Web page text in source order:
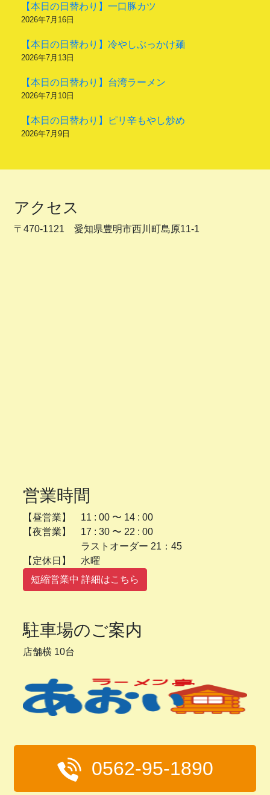
【本日の日替わり】一口豚カツ
2026年7月16日
【本日の日替わり】冷やしぶっかけ麺
2026年7月13日
【本日の日替わり】台湾ラーメン
2026年7月10日
【本日の日替わり】ピリ辛もやし炒め
2026年7月9日
アクセス
〒470-1121 愛知県豊明市西川町島原11-1
営業時間
【昼営業】 11 : 00 〜 14 : 00
【夜営業】 17 : 30 〜 22 : 00
ラストオーダー 21：45
【定休日】 水曜
短縮営業中 詳細はこちら
駐車場のご案内
店舗横 10台
0562-95-1890